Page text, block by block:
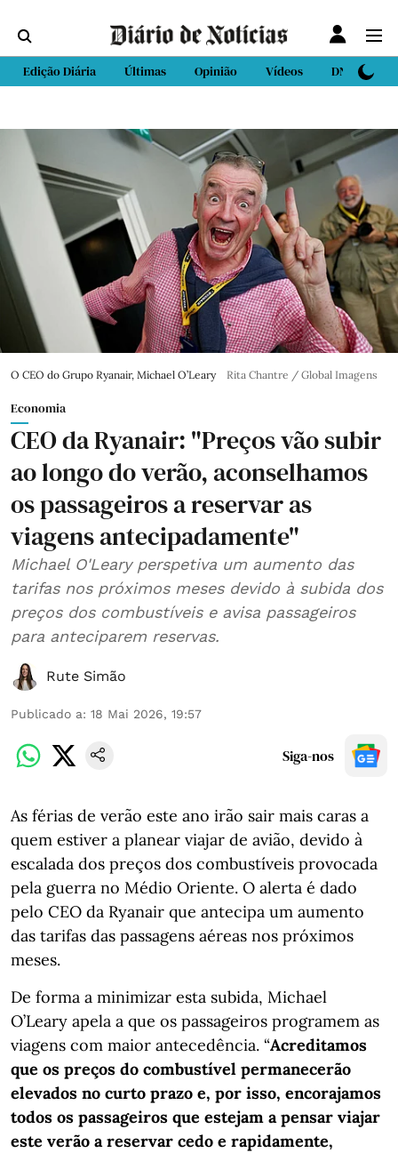
Edição Diária Últimas Opinião Vídeos DN Sport
O CEO do Grupo Ryanair, Michael O’Leary Rita Chantre / Global Imagens
Economia
CEO da Ryanair: "Preços vão subir
ao longo do verão, aconselhamos
os passageiros a reservar as
viagens antecipadamente"
Michael O'Leary perspetiva um aumento das
tarifas nos próximos meses devido à subida dos
preços dos combustíveis e avisa passageiros
para anteciparem reservas.
Rute Simão
Publicado a: 18 Mai 2026, 19:57
Siga-nos
As férias de verão este ano irão sair mais caras a
quem estiver a planear viajar de avião, devido à
escalada dos preços dos combustíveis provocada
pela guerra no Médio Oriente. O alerta é dado
pelo CEO da Ryanair que antecipa um aumento
das tarifas das passagens aéreas nos próximos
meses.
De forma a minimizar esta subida, Michael
O’Leary apela a que os passageiros programem as
viagens com maior antecedência. “Acreditamos
que os preços do combustível permanecerão
elevados no curto prazo e, por isso, encorajamos
todos os passageiros que estejam a pensar viajar
este verão a reservar cedo e rapidamente,